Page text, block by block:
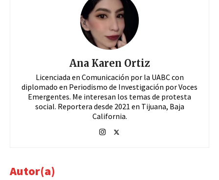
Ana Karen Ortiz
Licenciada en Comunicación por la UABC con
diplomado en Periodismo de Investigación por Voces
Emergentes. Me interesan los temas de protesta
social. Reportera desde 2021 en Tijuana, Baja
California.
Autor(a)